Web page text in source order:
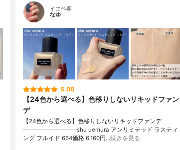
イエベ春
なゆ
5.00
【24色から選べる】色移りしないリキッドファン
デ
【24色から選べる】色移りしないリキッドファンデ
────────────shu uemura アンリミテッド ラスティ
ング フルイド 664価格 6,160円…続きを見る